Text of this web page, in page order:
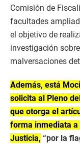
Comisión de
facultades
el objetivo de
investigación
malversaciones
Además, está
solicita al Pleno
que otorga el
forma inmediata a
Justicia, “por la